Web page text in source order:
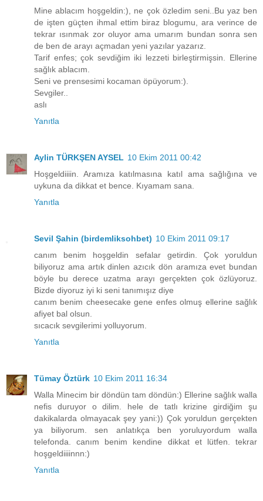
Mine ablacım hoşgeldin:), ne çok özledim seni..Bu yaz ben
de işten güçten ihmal ettim biraz blogumu, ara verince de
tekrar ısınmak zor oluyor ama umarım bundan sonra sen
de ben de arayı açmadan yeni yazılar yazarız.
Tarif enfes; çok sevdiğim iki lezzeti birleştirmişsin. Ellerine
sağlık ablacım.
Seni ve prensesimi kocaman öpüyorum:).
Sevgiler..
aslı
Yanıtla
Aylin TÜRKŞEN AYSEL 10 Ekim 2011 00:42
Hoşgeldiiiin. Aramıza katılmasına katıl ama sağlığına ve
uykuna da dikkat et bence. Kıyamam sana.
Yanıtla
Sevil Şahin (birdemliksohbet) 10 Ekim 2011 09:17
canım benim hoşgeldin sefalar getirdin. Çok yoruldun
biliyoruz ama artık dinlen azıcık dön aramıza evet bundan
böyle bu derece uzatma arayı gerçekten çok özlüyoruz.
Bizde diyoruz iyi ki seni tanımışız diye
canım benim cheesecake gene enfes olmuş ellerine sağlık
afiyet bal olsun.
sıcacık sevgilerimi yolluyorum.
Yanıtla
Tümay Öztürk 10 Ekim 2011 16:34
Walla Minecim bir döndün tam döndün:) Ellerine sağlık walla
nefis duruyor o dilim. hele de tatlı krizine girdiğim şu
dakikalarda olmayacak şey yani:)) Çok yoruldun gerçekten
ya biliyorum. sen anlatıkça ben yoruluyordum walla
telefonda. canım benim kendine dikkat et lütfen. tekrar
hoşgeldiiiinnn:)
Yanıtla